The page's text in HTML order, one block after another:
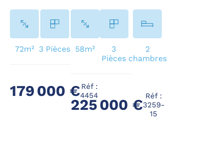
72m² 3 Pièces
179 000 € Réf :
4454
58m²
3
Pièces
2
chambres
225 000 €
Réf :
3259-
15